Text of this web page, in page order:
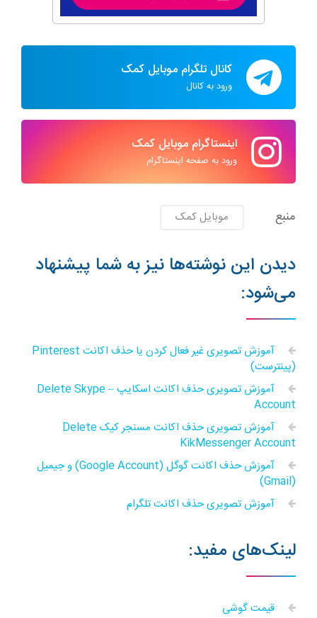
کانال تلگرام موبایل کمک
ورود به کانال
اینستاگرام موبایل کمک
ورود به صفحه اینستاگرام
منبع موبایل کمک
دیدن این نوشته‌ها نیز به شما پیشنهاد
می‌شود:
آموزش تصویری غیر فعال کردن یا حذف اکانت Pinterest
(پینترست)
آموزش تصویری حذف اکانت اسکایپ – Delete Skype
Account
آموزش تصویری حذف اکانت مسنجر کیک Delete
KikMessenger Account
آموزش حذف اکانت گوگل (Google Account) و جیمیل
(Gmail)
آموزش تصویری حذف اکانت تلگرام
لینک‌های مفید:
قیمت گوشی